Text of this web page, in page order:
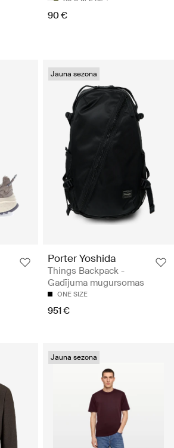
90 €
Jauna sezona
Porter Yoshida
Things Backpack -
Gadījuma mugursomas
ONE SIZE
951 €
Jauna sezona